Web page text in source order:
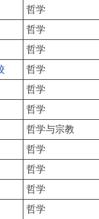
哲学
哲学
哲学
哲学
哲学
哲学
哲学与宗教
哲学
哲学
哲学
哲学